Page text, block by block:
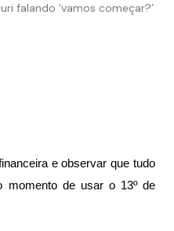
falando ‘vamos começar?’
e observar que tudo
momento de usar o 13º de